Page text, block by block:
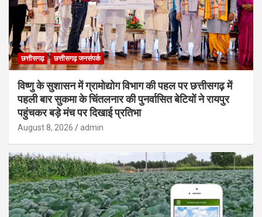
छत्तीसगढ़ छत्तीसगढ़ जनसंपर्क
विष्णु के सुशासन में ग्रामोद्योग विभाग की पहल पर छत्तीसगढ़ में
पहली बार सुकमा के चिंतलनार की पुनर्वासित बेटियों ने रायपुर
पहुंचकर बड़े मंच पर दिखाई प्रतिभा
August 8, 2026 admin